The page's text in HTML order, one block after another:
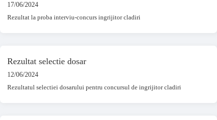
17/06/2024
Rezultat la proba interviu-concurs ingrijitor cladiri
Rezultat selectie dosar
12/06/2024
Rezultatul selectiei dosarului pentru concursul de ingrijitor cladiri